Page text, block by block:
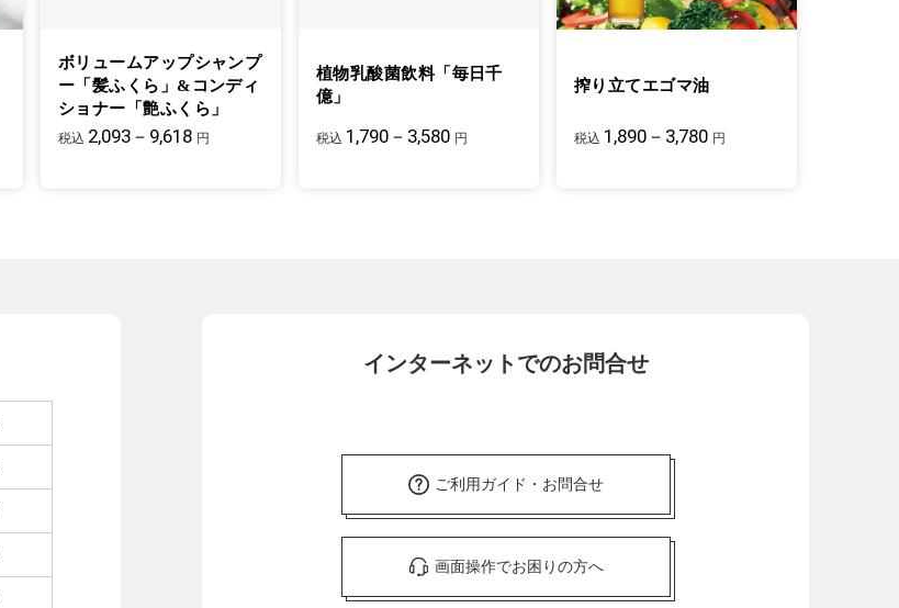
ボリュームアップシャンプ
ー「髪ふくら」&コンディ
ショナー「艶ふくら」
税込 2,093－9,618 円
植物乳酸菌飲料「毎日千
億」
税込 1,790－3,580 円
搾り立てエゴマ油
税込 1,890－3,780 円
インターネットでのお問合せ
ご利用ガイド・お問合せ
画面操作でお困りの方へ